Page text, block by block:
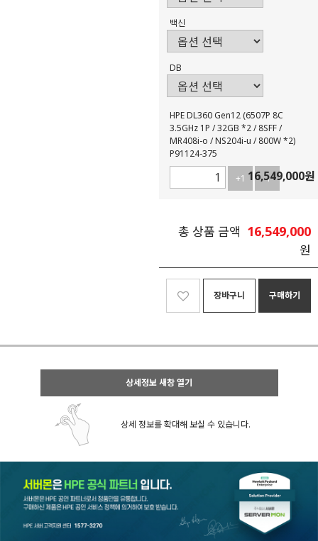
백신
DB
HPE DL360 Gen12 (6507P 8C
3.5GHz 1P / 32GB *2 / 8SFF /
MR408i-o / NS204i-u / 800W *2)
P91124-375
+1 -1
16,549,000원
총 상품 금액 16,549,000
원
장바구니 구매하기
상세정보 새창 열기
상세 정보를 확대해 보실 수 있습니다.